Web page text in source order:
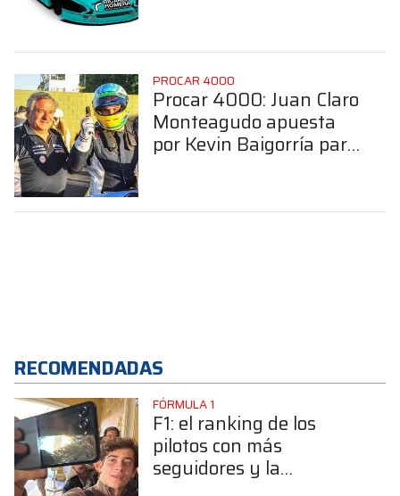
PROCAR 4000
Procar 4000: Juan Claro
Monteagudo apuesta
por Kevin Baigorría para
RECOMENDADAS
FÓRMULA 1
F1: el ranking de los
pilotos con más
seguidores y la